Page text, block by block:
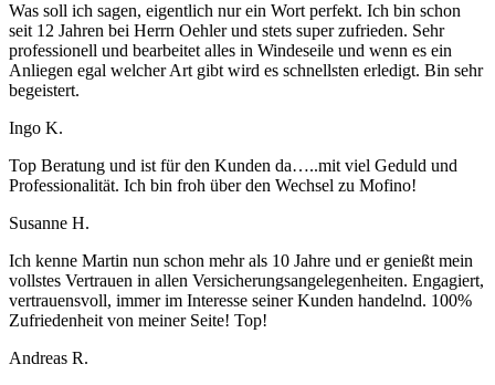
Was soll ich sagen, eigentlich nur ein Wort perfekt. Ich bin schon
seit 12 Jahren bei Herrn Oehler und stets super zufrieden. Sehr
professionell und bearbeitet alles in Windeseile und wenn es ein
Anliegen egal welcher Art gibt wird es schnellsten erledigt. Bin sehr
begeistert.
Ingo K.
Top Beratung und ist für den Kunden da…..mit viel Geduld und
Professionalität. Ich bin froh über den Wechsel zu Mofino!
Susanne H.
Ich kenne Martin nun schon mehr als 10 Jahre und er genießt mein
vollstes Vertrauen in allen Versicherungsangelegenheiten. Engagiert,
vertrauensvoll, immer im Interesse seiner Kunden handelnd. 100%
Zufriedenheit von meiner Seite! Top!
Andreas R.